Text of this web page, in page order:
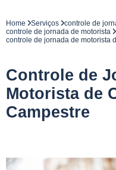
Home Serviços
controle de
controle de jornada de motorista
controle de jornada de motorista
Controle de
Motorista de
Campestre